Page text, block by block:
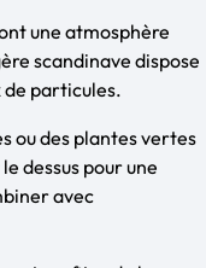
une atmosphère
scandinave dispose
de particules.
ou des plantes vertes
dessus pour une
avec